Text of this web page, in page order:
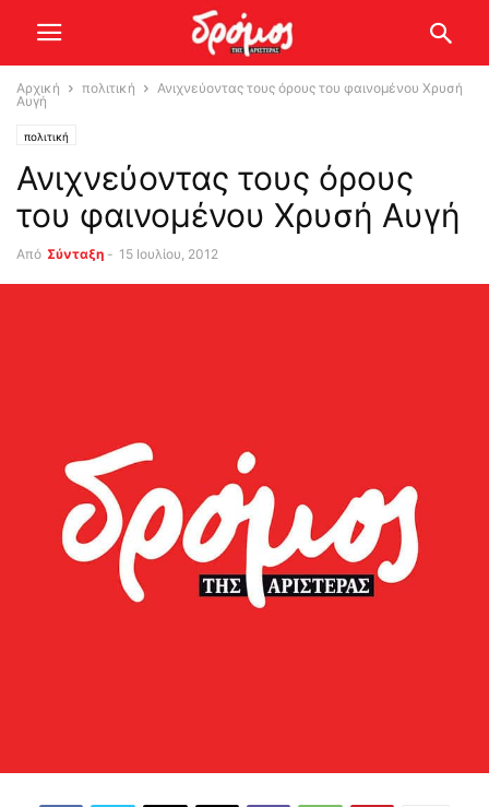
Αρχική πολιτική
Ανιχνεύοντας τους όρους του φαινομένου Χρυσή
Αυγή
πολιτική
Ανιχνεύοντας τους όρους
του φαινομένου Χρυσή Αυγή
Από Σύνταξη - 15 Ιουλίου, 2012